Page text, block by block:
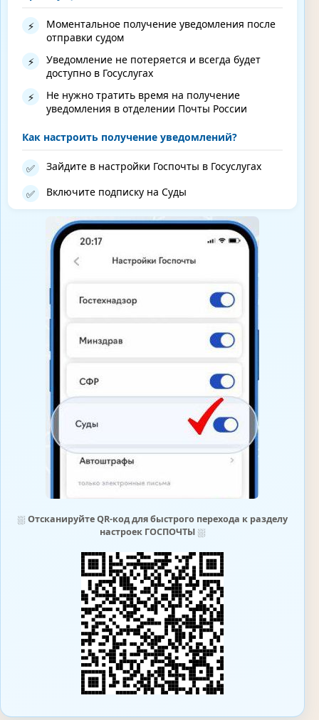
⚡
Моментальное получение уведомления после
отправки судом
⚡
Уведомление не потеряется и всегда будет
доступно в Госуслугах
⚡
Не нужно тратить время на получение
уведомления в отделении Почты России
Как настроить получение уведомлений?
✅ Зайдите в настройки Госпочты в Госуслугах
✅ Включите подписку на Суды
⛆ Отсканируйте QR-код для быстрого перехода к разделу
настроек ГОСПОЧТЫ⛆